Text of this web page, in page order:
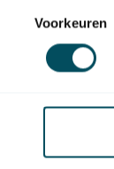
Voorkeuren